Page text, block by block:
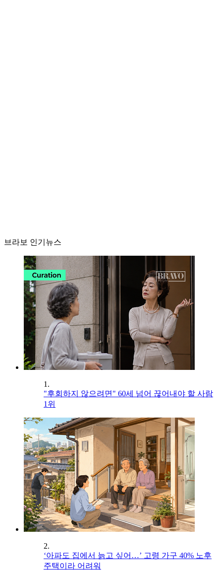
브라보 인기뉴스
1.
"후회하지 않으려면" 60세 넘어 끊어내야 할 사람
1위
2.
‘아파도 집에서 늙고 싶어…’ 고령 가구 40% 노후
주택이라 어려워